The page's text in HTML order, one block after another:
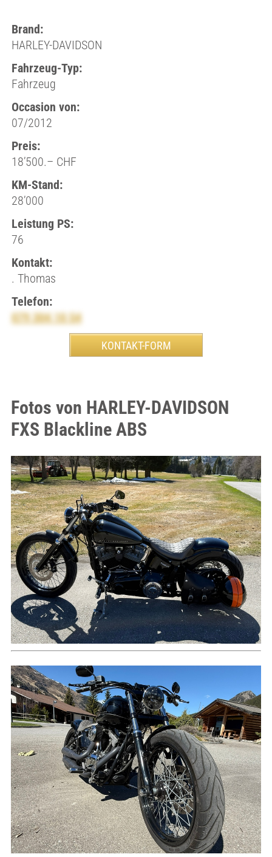
Brand:
HARLEY-DAVIDSON
Fahrzeug-Typ:
Fahrzeug
Occasion von:
07/2012
Preis:
18’500.– CHF
KM-Stand:
28’000
Leistung PS:
76
Kontakt:
. Thomas
Telefon:
079 304 10 54
Fotos von HARLEY-DAVIDSON
FXS Blackline ABS